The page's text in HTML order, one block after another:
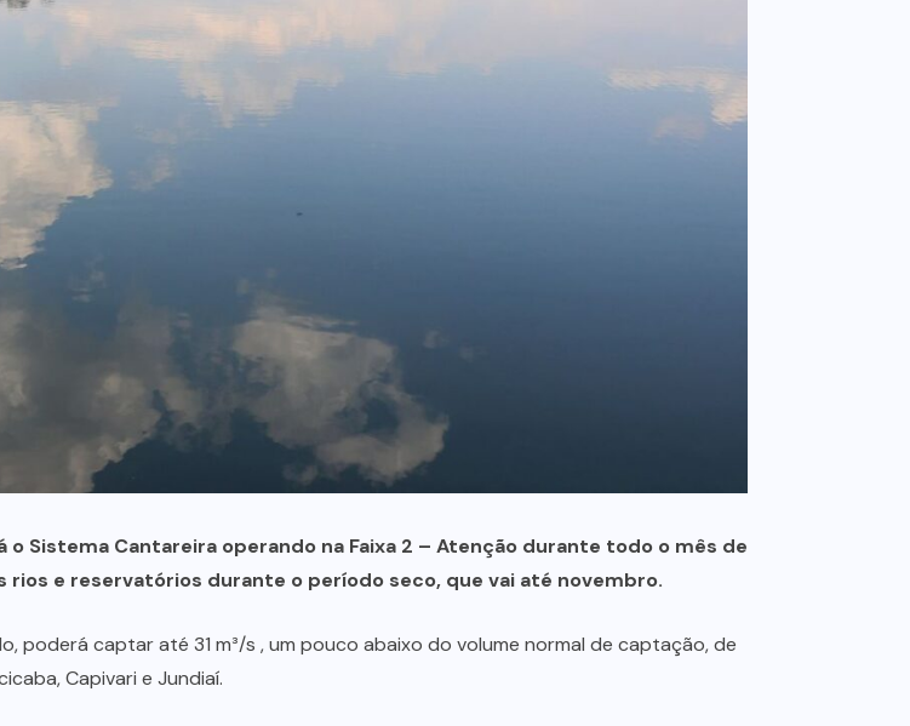
Sistema Cantareira operando na Faixa 2 – Atenção durante todo o mês de
e reservatórios durante o período seco, que vai até novembro.
poderá captar até 31 m³/s , um pouco abaixo do volume normal de captação, de
Capivari e Jundiaí.